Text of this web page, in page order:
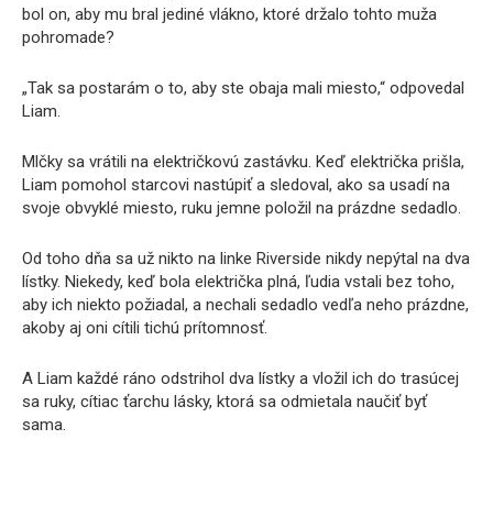
bol on, aby mu bral jediné vlákno, ktoré držalo tohto muža
pohromade?
„Tak sa postarám o to, aby ste obaja mali miesto,“ odpovedal
Liam.
Mlčky sa vrátili na električkovú zastávku. Keď električka prišla,
Liam pomohol starcovi nastúpiť a sledoval, ako sa usadí na
svoje obvyklé miesto, ruku jemne položil na prázdne sedadlo.
Od toho dňa sa už nikto na linke Riverside nikdy nepýtal na dva
lístky. Niekedy, keď bola električka plná, ľudia vstali bez toho,
aby ich niekto požiadal, a nechali sedadlo vedľa neho prázdne,
akoby aj oni cítili tichú prítomnosť.
A Liam každé ráno odstrihol dva lístky a vložil ich do trasúcej
sa ruky, cítiac ťarchu lásky, ktorá sa odmietala naučiť byť
sama.